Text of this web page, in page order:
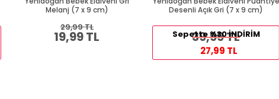
Melanj (7 x 9 cm)
19,99 TL
29,99 TL
Desenli Açık Gri (7 x 9 cm)
39,99 TL
Sepette %30 İNDİRİM
27,99 TL